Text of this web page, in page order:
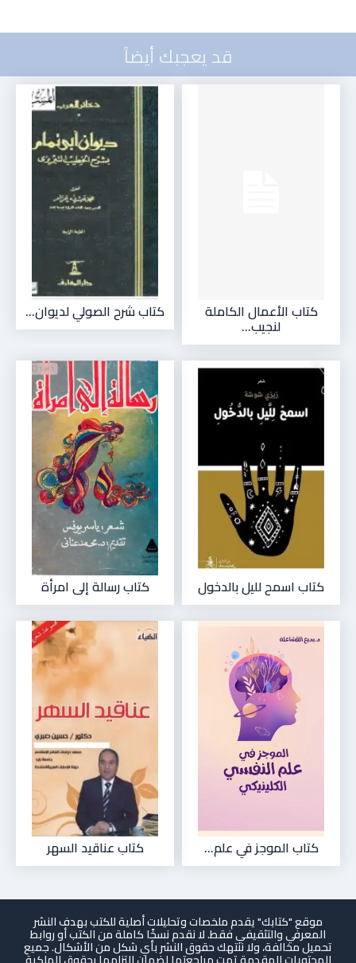
قد يعجبك أيضاً
كتاب الأعمال الكاملة
لنجيب...
كتاب شرح الصولي لديوان...
كتاب اسمح لليل بالدخول كتاب رسالة إلى امرأة
كتاب الموجز في علم... كتاب عناقيد السهر
موقع "كتابك" يقدم ملخصات وتحليلات أصلية للكتب بهدف النشر
المعرفي والتثقيفي فقط. لا نقدم نسخًا كاملة من الكتب أو روابط
تحميل مخالفة، ولا ننتهك حقوق النشر بأي شكل من الأشكال. جميع